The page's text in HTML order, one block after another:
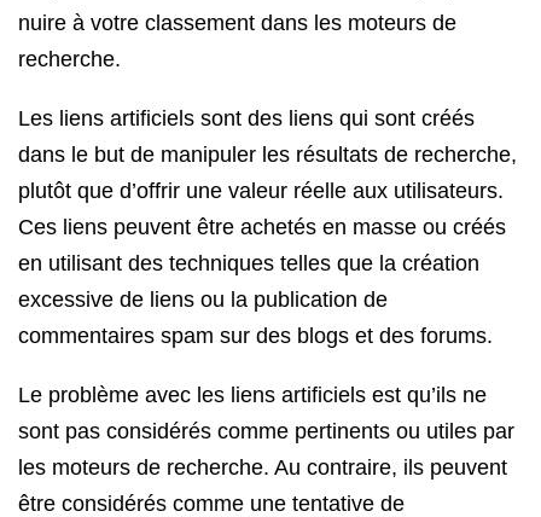
nuire à votre classement dans les moteurs de
recherche.
Les liens artificiels sont des liens qui sont créés
dans le but de manipuler les résultats de recherche,
plutôt que d’offrir une valeur réelle aux utilisateurs.
Ces liens peuvent être achetés en masse ou créés
en utilisant des techniques telles que la création
excessive de liens ou la publication de
commentaires spam sur des blogs et des forums.
Le problème avec les liens artificiels est qu’ils ne
sont pas considérés comme pertinents ou utiles par
les moteurs de recherche. Au contraire, ils peuvent
être considérés comme une tentative de